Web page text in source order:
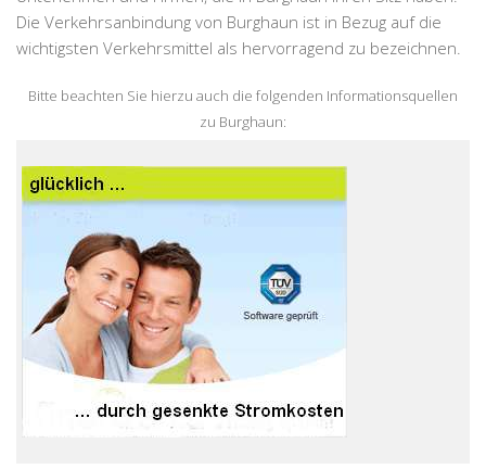
Die Verkehrsanbindung von Burghaun ist in Bezug auf die
wichtigsten Verkehrsmittel als hervorragend zu bezeichnen.
Bitte beachten Sie hierzu auch die folgenden Informationsquellen
zu Burghaun: